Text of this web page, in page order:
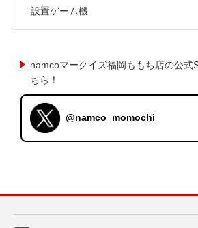
設置ゲーム機
namcoマークイズ福岡ももち店の公式
ちら！
@namco_momochi